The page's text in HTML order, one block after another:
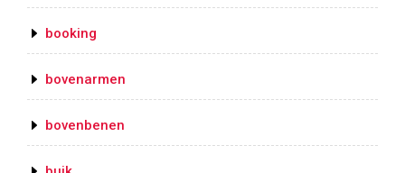
booking
bovenarmen
bovenbenen